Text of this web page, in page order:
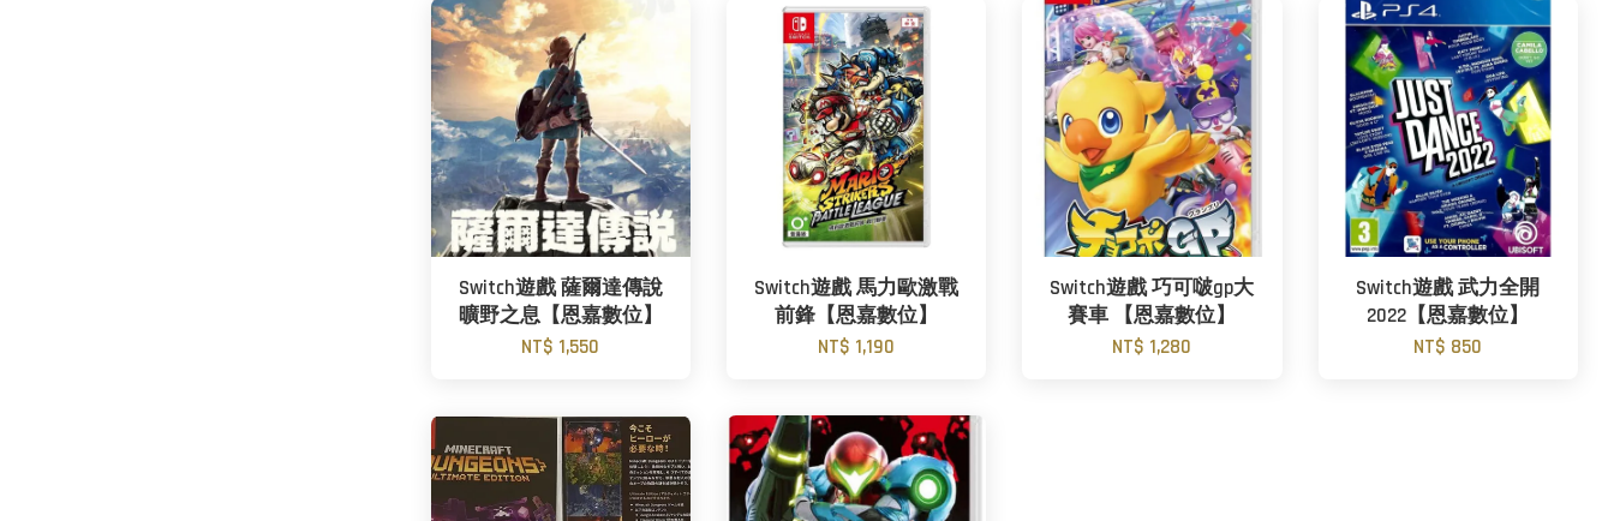
Switch遊戲 薩爾達傳說
曠野之息【恩嘉數位】
NT$ 1,550
Switch遊戲 馬力歐激戰
前鋒【恩嘉數位】
NT$ 1,190
Switch遊戲 巧可啵gp大
賽車 【恩嘉數位】
NT$ 1,280
Switch遊戲 武力全開
2022【恩嘉數位】
NT$ 850